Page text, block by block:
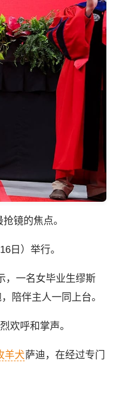
镜的焦点。
日）举行。
，一名女毕业生缪斯
陪伴主人一同上台。
欢呼和掌声。
羊犬萨迪，在经过专门